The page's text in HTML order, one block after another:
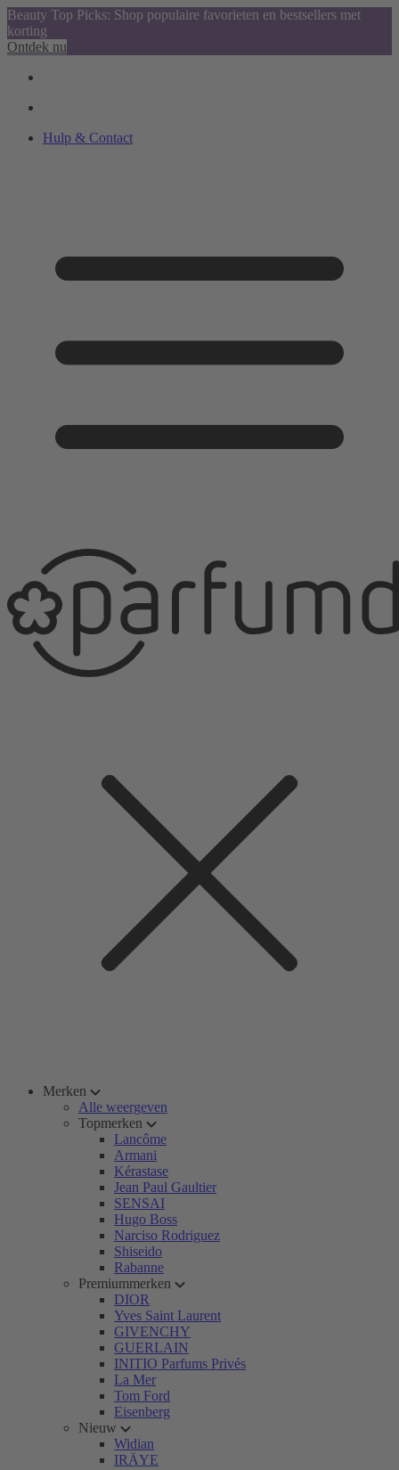
Beauty Top Picks: Shop populaire favorieten en bestsellers met
korting
Ontdek nu
Hulp & Contact
Merken
Alle weergeven
Topmerken
Lancôme
Armani
Kérastase
Jean Paul Gaultier
SENSAI
Hugo Boss
Narciso Rodriguez
Shiseido
Rabanne
Premiummerken
DIOR
Yves Saint Laurent
GIVENCHY
GUERLAIN
INITIO Parfums Privés
La Mer
Tom Ford
Eisenberg
Nieuw
Widian
IRÄYE